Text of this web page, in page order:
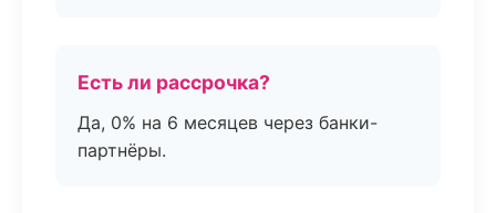
Есть ли рассрочка?
Да, 0% на 6 месяцев через банки-
партнёры.